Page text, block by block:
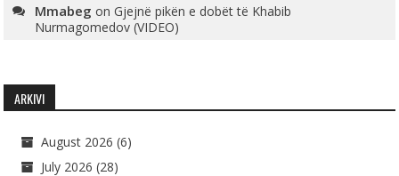
Mmabeg onGjejnë pikën e dobët të Khabib
Nurmagomedov (VIDEO)
ARKIVI
August 2026 (6)
July 2026 (28)